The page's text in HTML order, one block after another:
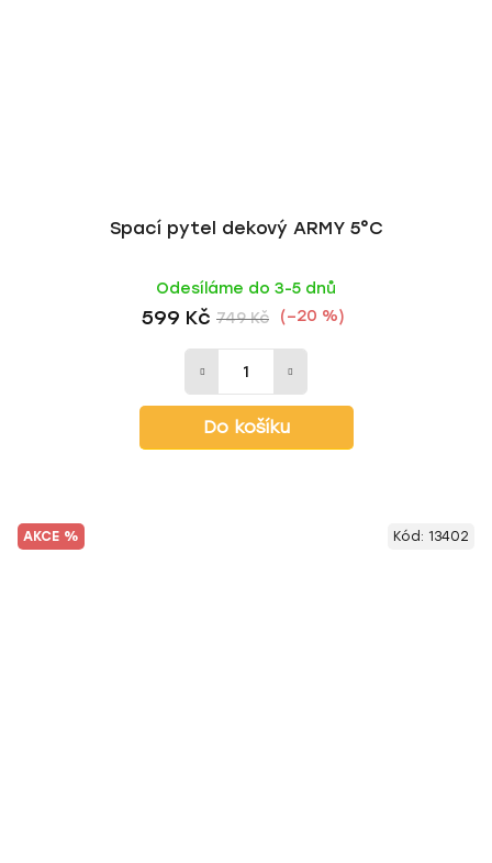
Spací pytel dekový ARMY 5°C
Odesíláme do 3-5 dnů
599 Kč 749 Kč (–20 %)
Do košíku
AKCE % Kód: 13402